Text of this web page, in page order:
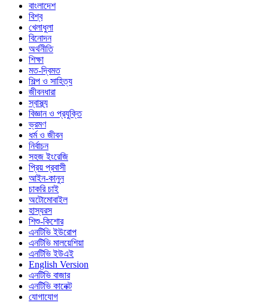
বাংলাদেশ
বিশ্ব
খেলাধুলা
বিনোদন
অর্থনীতি
শিক্ষা
মত-দ্বিমত
শিল্প ও সাহিত্য
জীবনধারা
স্বাস্থ্য
বিজ্ঞান ও প্রযুক্তি
ভ্রমণ
ধর্ম ও জীবন
নির্বাচন
সহজ ইংরেজি
প্রিয় প্রবাসী
আইন-কানুন
চাকরি চাই
অটোমোবাইল
হাস্যরস
শিশু-কিশোর
এনটিভি ইউরোপ
এনটিভি মালয়েশিয়া
এনটিভি ইউএই
English Version
এনটিভি বাজার
এনটিভি কানেক্ট
যোগাযোগ